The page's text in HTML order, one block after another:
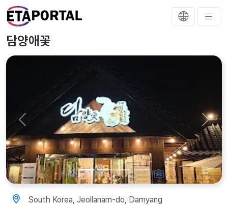
담양애꽃
Previous Next
South Korea, Jeollanam-do, Damyang